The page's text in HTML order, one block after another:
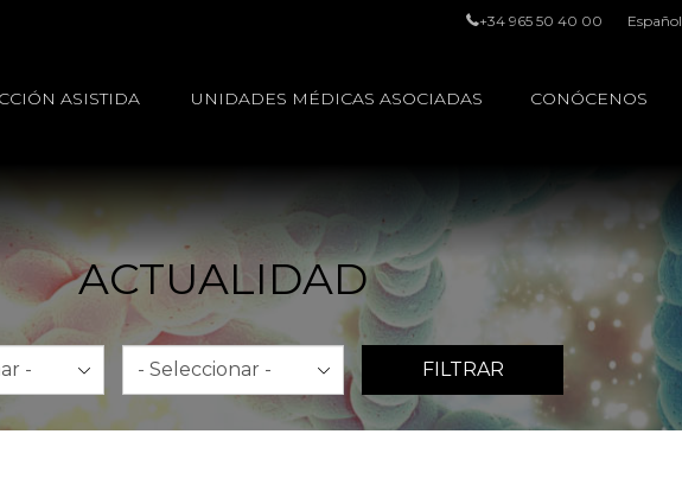
+34 965 50 40 00 Español
ASISTIDA UNIDADES MÉDICAS ASOCIADAS CONÓCENOS
ACTUALIDAD
Año
FILTRAR